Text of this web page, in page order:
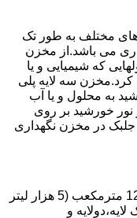
های مختلف به طور تک
می باشد.از مخزن
که شیمیایی و یا
کرد.مخزن سه لایه پلی
به محلول و یا آب
خورشید بر روی
جلبک در مخزن نگهداری
حجم مخزن پلی اتیلن را میتوان بین 5 تا 126 مترمکعب (5 هزار لیتر